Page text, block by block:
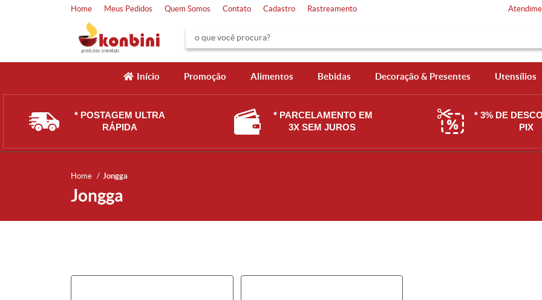
Home Meus Pedidos Quem Somos Contato Cadastro Rastreamento
Início Promoção Alimentos Bebidas Decoração & Presentes Utensílios
* POSTAGEM ULTRA
RÁPIDA
* PARCELAMENTO EM
3X SEM JUROS
* 3% DE
PIX
Home Jongga
Jongga